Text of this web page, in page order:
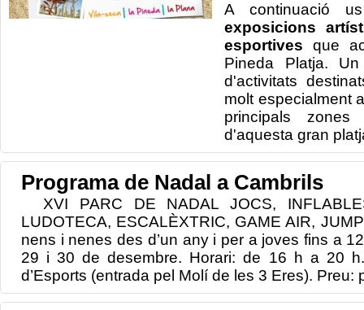
A continuació
exposicions
esportives que
Pineda Platja.
d'activitats
molt especialment
principals
d'aquesta gran
Programa de Nadal a Cambrils
XVI PARC DE NADAL JOCS,
LUDOTECA, ESCALÈXTRIC, GAME AIR,
nens i nenes des d’un any i per a joves fins a
29 i 30 de desembre. Horari: de 16 h a 20
d’Esports (entrada pel Molí de les 3 Eres). Preu: